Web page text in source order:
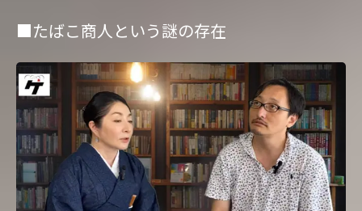
■たばこ商人という謎の存在